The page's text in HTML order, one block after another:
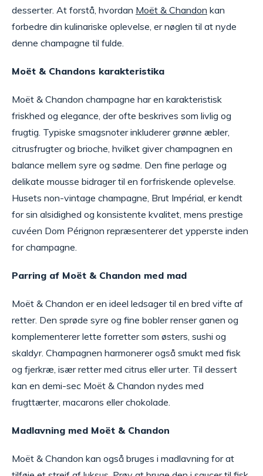
desserter. At forstå, hvordan Moët & Chandon kan
forbedre din kulinariske oplevelse, er nøglen til at nyde
denne champagne til fulde.
Moët & Chandons karakteristika
Moët & Chandon champagne har en karakteristisk
friskhed og elegance, der ofte beskrives som livlig og
frugtig. Typiske smagsnoter inkluderer grønne æbler,
citrusfrugter og brioche, hvilket giver champagnen en
balance mellem syre og sødme. Den fine perlage og
delikate mousse bidrager til en forfriskende oplevelse.
Husets non-vintage champagne, Brut Impérial, er kendt
for sin alsidighed og konsistente kvalitet, mens prestige
cuvéen Dom Pérignon repræsenterer det ypperste inden
for champagne.
Parring af Moët & Chandon med mad
Moët & Chandon er en ideel ledsager til en bred vifte af
retter. Den sprøde syre og fine bobler renser ganen og
komplementerer lette forretter som østers, sushi og
skaldyr. Champagnen harmonerer også smukt med fisk
og fjerkræ, især retter med citrus eller urter. Til dessert
kan en demi-sec Moët & Chandon nydes med
frugttærter, macarons eller chokolade.
Madlavning med Moët & Chandon
Moët & Chandon kan også bruges i madlavning for at